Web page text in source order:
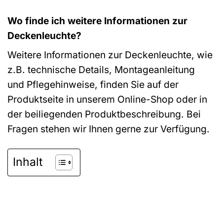
Wo finde ich weitere Informationen zur
Deckenleuchte?
Weitere Informationen zur Deckenleuchte, wie
z.B. technische Details, Montageanleitung
und Pflegehinweise, finden Sie auf der
Produktseite in unserem Online-Shop oder in
der beiliegenden Produktbeschreibung. Bei
Fragen stehen wir Ihnen gerne zur Verfügung.
Inhalt